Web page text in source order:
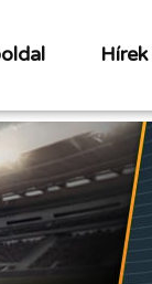
Hírek